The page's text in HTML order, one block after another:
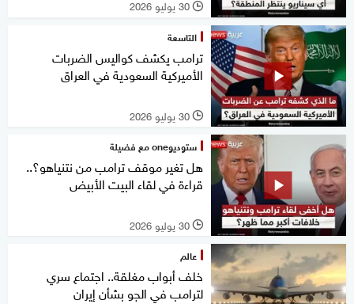
l 30 يوليو 2026
التاسعة
ترامب يكشف كواليس الضربات
الأميركية السعودية في العراق
l 30 يوليو 2026
ستوديوone مع فضيلة
هل تغير موقف ترامب من نتنياهو؟..
قراءة في لقاء البيت الأبيض
l 30 يوليو 2026
عالم
خلف أبواب مغلقة.. اجتماع سري
لترامب في الجو بشأن إيران